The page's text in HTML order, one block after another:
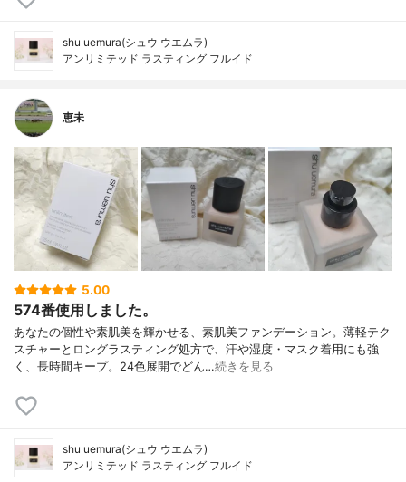
shu uemura(シュウ ウエムラ)
アンリミテッド ラスティング フルイド
恵未
5.00
574番使用しました。
あなたの個性や素肌美を輝かせる、素肌美ファンデーション。薄軽テク
スチャーとロングラスティング処方で、汗や湿度・マスク着用にも強
く、長時間キープ。24色展開でどん…続きを見る
shu uemura(シュウ ウエムラ)
アンリミテッド ラスティング フルイド